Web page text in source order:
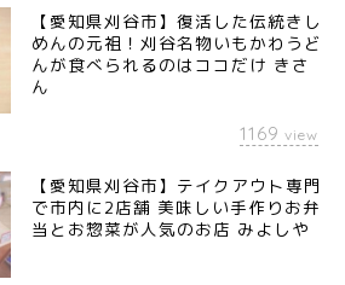
【愛知県刈谷市】復活した伝統きし
めんの元祖！刈谷名物いもかわうど
んが食べられるのはココだけ きさ
ん
1169 view
【愛知県刈谷市】テイクアウト専門
で市内に2店舗 美味しい手作りお弁
当とお惣菜が人気のお店 みよしや